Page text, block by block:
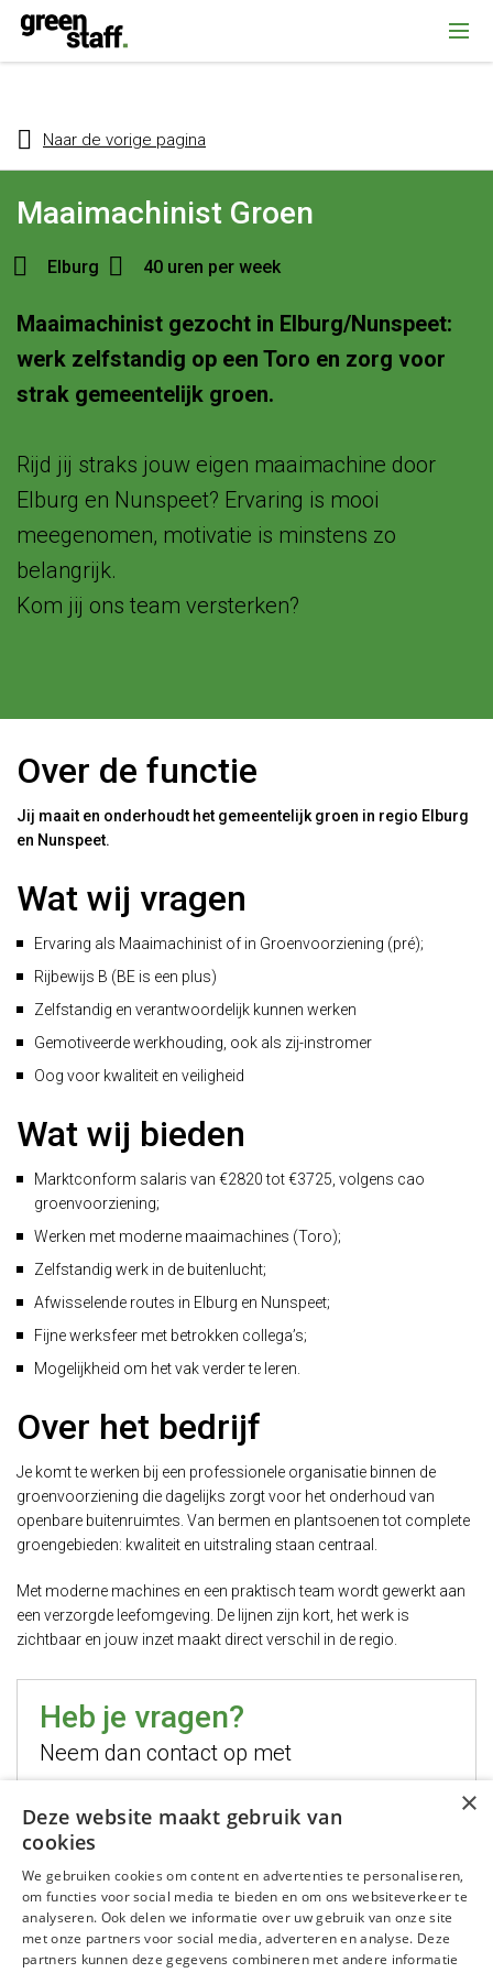
{ "@context": "https://schema.org", "@type": "Organization", "name":
""Greenstaff, "url": "https://www.greenstaff.nl", "logo": "" }
Naar de vorige pagina
Maaimachinist Groen
Elburg 40 uren per week
Maaimachinist gezocht in Elburg/Nunspeet:
werk zelfstandig op een Toro en zorg voor
strak gemeentelijk groen.
Rijd jij straks jouw eigen maaimachine door
Elburg en Nunspeet? Ervaring is mooi
meegenomen, motivatie is minstens zo
belangrijk.
Kom jij ons team versterken?
Over de functie
Jij maait en onderhoudt het gemeentelijk groen in regio Elburg
en Nunspeet.
Wat wij vragen
Ervaring als Maaimachinist of in Groenvoorziening (pré);
Rijbewijs B (BE is een plus)
Zelfstandig en verantwoordelijk kunnen werken
Gemotiveerde werkhouding, ook als zij-instromer
Oog voor kwaliteit en veiligheid
Wat wij bieden
Marktconform salaris van €2820 tot €3725, volgens cao
groenvoorziening;
Werken met moderne maaimachines (Toro);
Zelfstandig werk in de buitenlucht;
Afwisselende routes in Elburg en Nunspeet;
Fijne werksfeer met betrokken collega’s;
Mogelijkheid om het vak verder te leren.
Over het bedrijf
Je komt te werken bij een professionele organisatie binnen de
groenvoorziening die dagelijks zorgt voor het onderhoud van
openbare buitenruimtes. Van bermen en plantsoenen tot complete
groengebieden: kwaliteit en uitstraling staan centraal.
Met moderne machines en een praktisch team wordt gewerkt aan
een verzorgde leefomgeving. De lijnen zijn kort, het werk is
zichtbaar en jouw inzet maakt direct verschil in de regio.
Heb je vragen?
Neem dan contact op met
Hugo Jelier
Bel mij
Stuur mij een email
×
Deze website maakt gebruik van
cookies
We gebruiken cookies om content en advertenties te personaliseren,
om functies voor social media te bieden en om ons websiteverkeer te
analyseren. Ook delen we informatie over uw gebruik van onze site
met onze partners voor social media, adverteren en analyse. Deze
partners kunnen deze gegevens combineren met andere informatie